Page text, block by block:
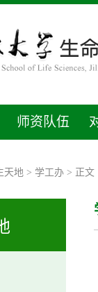
师资队伍
天地> 学工办> 正文